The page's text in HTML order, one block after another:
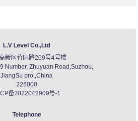
L.V Level Co.,Ltd
新区竹园路209号4号楼
Number, Zhuyuan Road,Suzhou,
JiangSu pro.,China
226000
备2022042909号-1
Telephone